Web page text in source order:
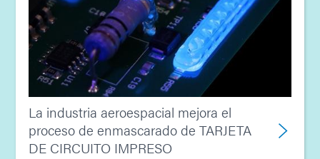
La industria aeroespacial mejora el
proceso de enmascarado de TARJETA
DE CIRCUITO IMPRESO